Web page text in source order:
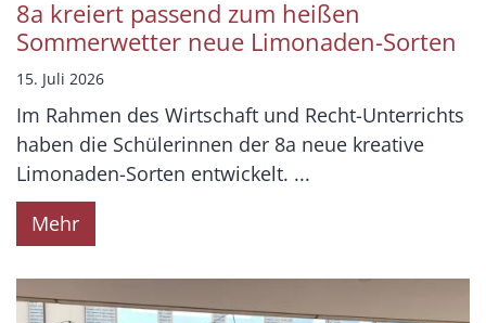
8a kreiert passend zum heißen
Sommerwetter neue Limonaden-Sorten
15. Juli 2026
Im Rahmen des Wirtschaft und Recht-Unterrichts
haben die Schülerinnen der 8a neue kreative
Limonaden-Sorten entwickelt. ...
Mehr